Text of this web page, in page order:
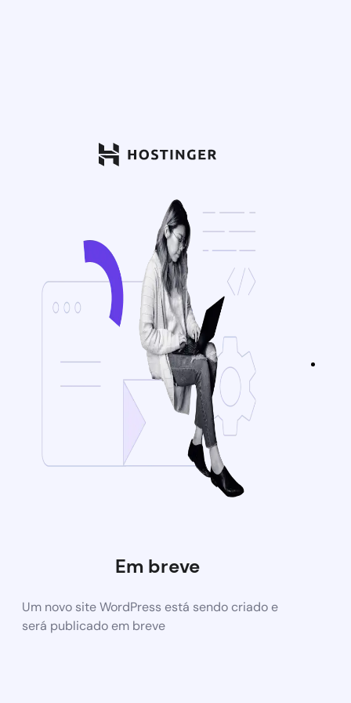
Em breve
Um novo site WordPress está sendo criado e
será publicado em breve